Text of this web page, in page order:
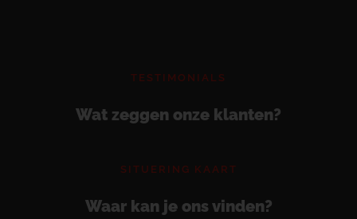
TESTIMONIALS
Wat zeggen onze klanten?
SITUERING KAART
Waar kan je ons vinden?